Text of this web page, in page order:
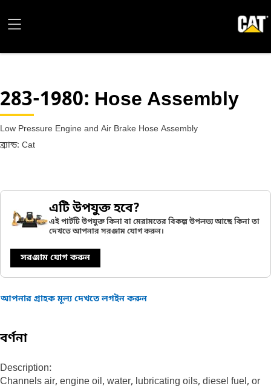
283-1980: Hose Assembly
Low Pressure Engine and Air Brake Hose Assembly
ব্র্যান্ড: Cat
এটি উপযুক্ত হবে?
এই পার্টটি উপযুক্ত কিনা বা মেরামতের বিকল্প উপলভ্য আছে কিনা তা
দেখতে আপনার সরঞ্জাম যোগ করুন।
সরঞ্জাম যোগ করুন
আপনার গ্রাহক মূল্য দেখতে লগইন করুন
বর্ণনা
Description:
Channels air, engine oil, water, lubricating oils, diesel fuel, or